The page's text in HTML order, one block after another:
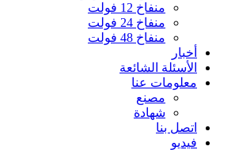
منفاخ 12 فولت
منفاخ 24 فولت
منفاخ 48 فولت
أخبار
الأسئلة الشائعة
معلومات عنا
مصنع
شهادة
اتصل بنا
فيديو